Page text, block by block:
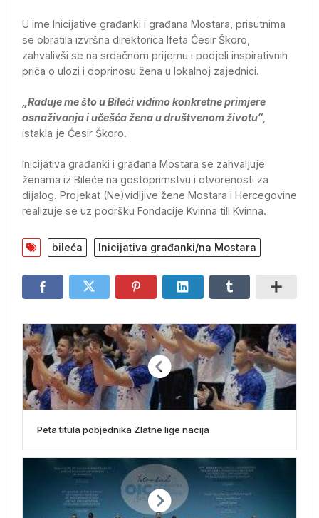
U ime Inicijative građanki i građana Mostara, prisutnima
se obratila izvršna direktorica Ifeta Ćesir Škoro,
zahvalivši se na srdačnom prijemu i podjeli inspirativnih
priča o ulozi i doprinosu žena u lokalnoj zajednici.
„Raduje me što u Bileći vidimo konkretne primjere
osnaživanja i učešća žena u društvenom životu“
istakla je Ćesir Škoro.
Inicijativa građanki i građana Mostara se zahvaljuje
ženama iz Bileće na gostoprimstvu i otvorenosti za
dijalog. Projekat (Ne)vidljive žene Mostara i Hercegovine
realizuje se uz podršku Fondacije Kvinna till Kvinna.
bileća Inicijativa građanki/na Mostara
Peta titula pobjednika Zlatne lige nacija